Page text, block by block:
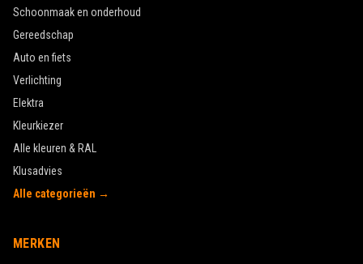
Schoonmaak en onderhoud
Gereedschap
Auto en fiets
Verlichting
Elektra
Kleurkiezer
Alle kleuren & RAL
Klusadvies
Alle categorieën →
MERKEN